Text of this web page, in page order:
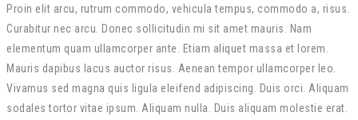
Proin elit arcu, rutrum commodo, vehicula tempus, commodo a, risus.
Curabitur nec arcu. Donec sollicitudin mi sit amet mauris. Nam
elementum quam ullamcorper ante. Etiam aliquet massa et lorem.
Mauris dapibus lacus auctor risus. Aenean tempor ullamcorper leo.
Vivamus sed magna quis ligula eleifend adipiscing. Duis orci. Aliquam
sodales tortor vitae ipsum. Aliquam nulla. Duis aliquam molestie erat.